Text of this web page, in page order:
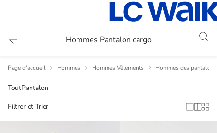
Hommes Pantalon cargo
Page d'accueil Hommes Hommes Vêtements Hommes des pantalons
ToutPantalon
Filtrer et Trier